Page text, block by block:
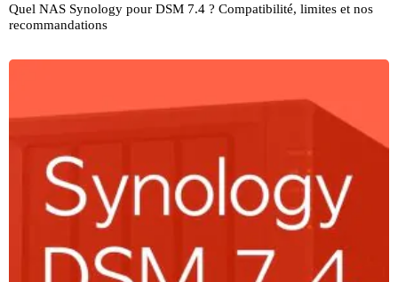
Quel NAS Synology pour DSM 7.4 ? Compatibilité, limites et nos
recommandations